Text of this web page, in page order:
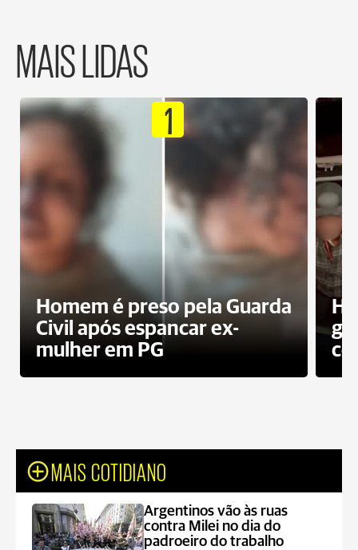
MAIS LIDAS
1
Homem é preso pela Guarda
Civil após espancar ex-
mulher em PG
MAIS COTIDIANO
Argentinos vão às ruas
contra Milei no dia do
padroeiro do trabalho